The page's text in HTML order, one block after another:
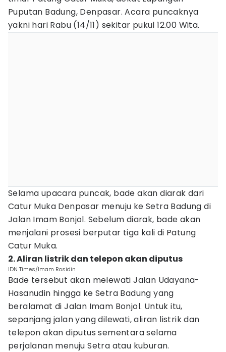
Puputan Badung, Denpasar. Acara puncaknya
yakni hari Rabu (14/11) sekitar pukul 12.00 Wita.
Selama upacara puncak, bade akan diarak dari
Catur Muka Denpasar menuju ke Setra Badung di
Jalan Imam Bonjol. Sebelum diarak, bade akan
menjalani prosesi berputar tiga kali di Patung
Catur Muka.
2. Aliran listrik dan telepon akan diputus
IDN Times/Imam Rosidin
Bade tersebut akan melewati Jalan Udayana-
Hasanudin hingga ke Setra Badung yang
beralamat di Jalan Imam Bonjol. Untuk itu,
sepanjang jalan yang dilewati, aliran listrik dan
telepon akan diputus sementara selama
perjalanan menuju Setra atau kuburan.